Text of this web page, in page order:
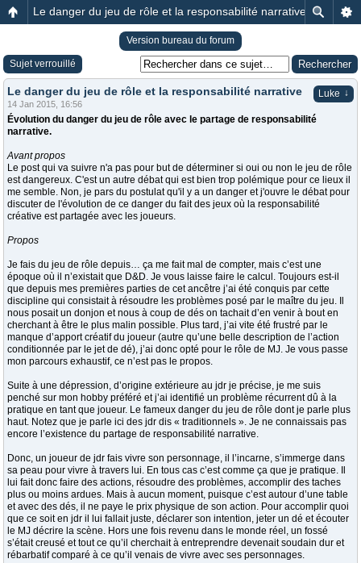
Le danger du jeu de rôle et la responsabilité narrative
Version bureau du forum
Sujet verrouillé
Luke ↓
Le danger du jeu de rôle et la responsabilité narrative
14 Jan 2015, 16:56
Évolution du danger du jeu de rôle avec le partage de responsabilité
narrative.
Avant propos
Le post qui va suivre n'a pas pour but de déterminer si oui ou non le jeu de rôle
est dangereux. C'est un autre débat qui est bien trop polémique pour ce lieux il
me semble. Non, je pars du postulat qu'il y a un danger et j'ouvre le débat pour
discuter de l'évolution de ce danger du fait des jeux où la responsabilité
créative est partagée avec les joueurs.
Propos
Je fais du jeu de rôle depuis… ça me fait mal de compter, mais c’est une
époque où il n’existait que D&D. Je vous laisse faire le calcul. Toujours est-il
que depuis mes premières parties de cet ancêtre j’ai été conquis par cette
discipline qui consistait à résoudre les problèmes posé par le maître du jeu. Il
nous posait un donjon et nous à coup de dés on tachait d’en venir à bout en
cherchant à être le plus malin possible. Plus tard, j’ai vite été frustré par le
manque d’apport créatif du joueur (autre qu’une belle description de l’action
conditionnée par le jet de dé), j’ai donc opté pour le rôle de MJ. Je vous passe
mon parcours exhaustif, ce n’est pas le propos.
Suite à une dépression, d’origine extérieure au jdr je précise, je me suis
penché sur mon hobby préféré et j’ai identifié un problème récurrent dû à la
pratique en tant que joueur. Le fameux danger du jeu de rôle dont je parle plus
haut. Notez que je parle ici des jdr dis « traditionnels ». Je ne connaissais pas
encore l’existence du partage de responsabilité narrative.
Donc, un joueur de jdr fais vivre son personnage, il l’incarne, s’immerge dans
sa peau pour vivre à travers lui. En tous cas c’est comme ça que je pratique. Il
lui fait donc faire des actions, résoudre des problèmes, accomplir des taches
plus ou moins ardues. Mais à aucun moment, puisque c’est autour d’une table
et avec des dés, il ne paye le prix physique de son action. Pour accomplir quoi
que ce soit en jdr il lui fallait juste, déclarer son intention, jeter un dé et écouter
le MJ décrire la scène. Hors une fois revenu dans le monde réel, un fossé
s’était creusé et tout ce qu’il cherchait à entreprendre devenait soudain dur et
rébarbatif comparé à ce qu’il venais de vivre avec ses personnages.